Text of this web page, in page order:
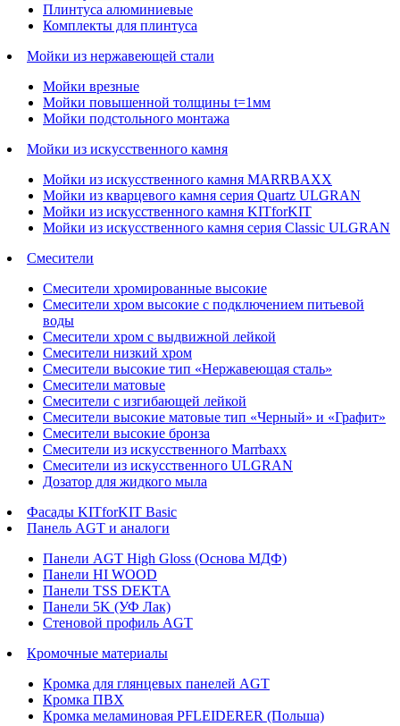
Плинтуса алюминиевые
Комплекты для плинтуса
Мойки из нержавеющей стали
Мойки врезные
Мойки повышенной толщины t=1мм
Мойки подстольного монтажа
Мойки из искусственного камня
Мойки из искусственного камня MARRBAXX
Мойки из кварцевого камня серия Quartz ULGRAN
Мойки из искусственного камня KITforKIT
Мойки из искусственного камня серия Classic ULGRAN
Смесители
Смесители хромированные высокие
Смесители хром высокие с подключением питьевой
воды
Смесители хром с выдвижной лейкой
Смесители низкий хром
Смесители высокие тип «Нержавеющая сталь»
Смесители матовые
Смесители с изгибающей лейкой
Смесители высокие матовые тип «Черный» и «Графит»
Смесители высокие бронза
Смесители из искусственного Marrbaxx
Смесители из искусственного ULGRAN
Дозатор для жидкого мыла
Фасады KITforKIT Basic
Панель AGT и аналоги
Панели AGT High Gloss (Основа МДФ)
Панели HI WOOD
Панели TSS DEKTA
Панели 5K (УФ Лак)
Стеновой профиль AGT
Кромочные материалы
Кромка для глянцевых панелей AGT
Кромка ПВХ
Кромка меламиновая PFLEIDERER (Польша)